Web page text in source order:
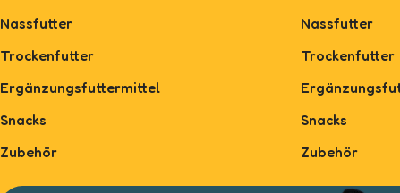
Nassfutter
Trockenfutter
Ergänzungsfuttermittel
Snacks
Zubehör
Nassfutter
Trockenfutter
Snacks
Zubehör